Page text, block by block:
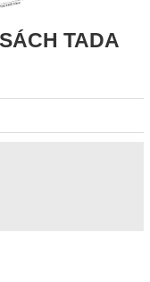
TADA